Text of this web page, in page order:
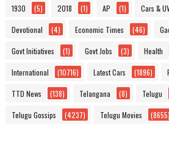
1930 (5) 2018 (1) AP (1) Cars &
Devotional (4) Economic Times (46)
Govt Initiatives (1) Govt Jobs (3) Health
International (10716) Latest Cars (1896)
TTD News (138) Telangana (8) Telugu
Telugu Gossips (4237) Telugu Movies (8655)